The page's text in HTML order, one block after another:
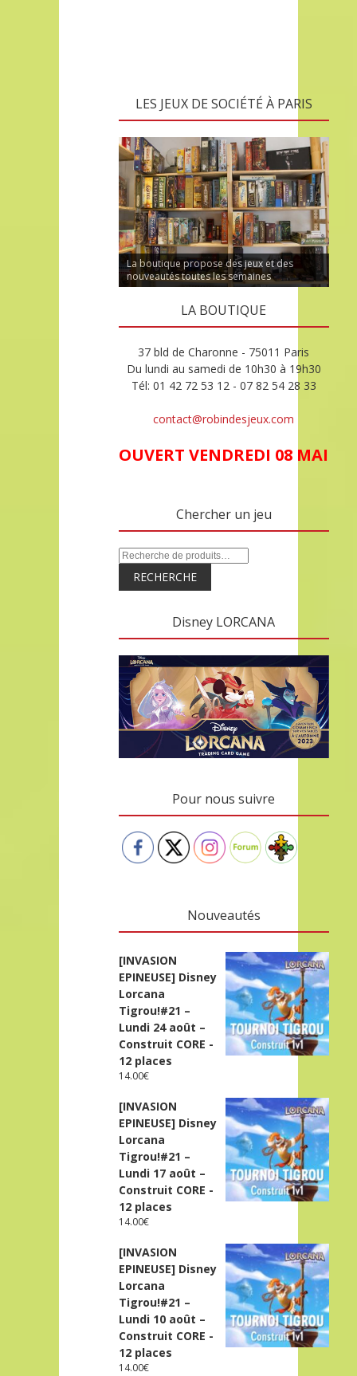
LES JEUX DE SOCIÉTÉ À PARIS
La boutique propose des jeux et des
nouveautés toutes les semaines
LA BOUTIQUE
37 bld de Charonne - 75011 Paris
Du lundi au samedi de 10h30 à 19h30
Tél: 01 42 72 53 12 - 07 82 54 28 33
contact@robindesjeux.com
OUVERT VENDREDI 08 MAI
Chercher un jeu
RECHERCHE
Disney LORCANA
Pour nous suivre
Nouveautés
[INVASION
EPINEUSE] Disney
Lorcana
Tigrou!#21 –
Lundi 24 août –
Construit CORE -
12 places
14.00€
[INVASION
EPINEUSE] Disney
Lorcana
Tigrou!#21 –
Lundi 17 août –
Construit CORE -
12 places
14.00€
[INVASION
EPINEUSE] Disney
Lorcana
Tigrou!#21 –
Lundi 10 août –
Construit CORE -
12 places
14.00€